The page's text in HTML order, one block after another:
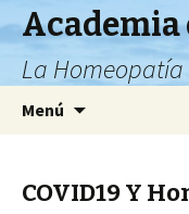
Academia
La
Menú
COVID19 Y